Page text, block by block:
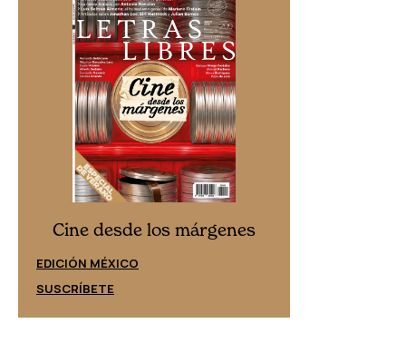
Cine desde los márgenes
EDICIÓN MÉXICO
SUSCRÍBETE